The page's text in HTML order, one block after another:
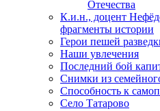
Отечества
К.и.н., доцент
фрагменты истории
Герои пешей
Наши увлечения
Последний бой
Снимки из
Способность к
Село Татарово